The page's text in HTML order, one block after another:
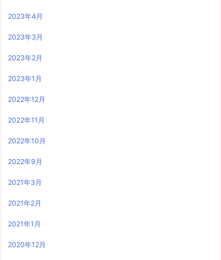
2023年4月
2023年3月
2023年2月
2023年1月
2022年12月
2022年11月
2022年10月
2022年9月
2021年3月
2021年2月
2021年1月
2020年12月